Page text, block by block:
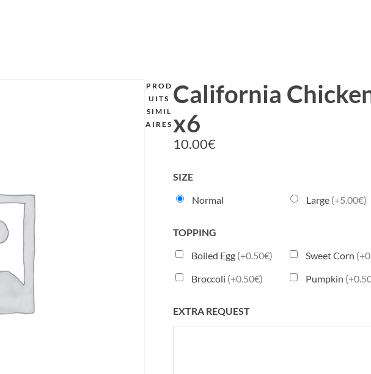
California
x6
10.00€
SIZE
Normal
Large (+5.00€)
TOPPING
Boiled Egg (+0.50€) Sweet Corn
Broccoli (+0.50€) Pumpkin
EXTRA REQUEST
PROD
UITS
SIMIL
AIRES